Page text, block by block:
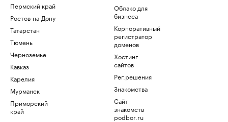
Пермский край
Ростов-на-Дону
Татарстан
Тюмень
Черноземье
Кавказ
Карелия
Мурманск
Приморский
край
Облако для
бизнеса
Корпоративный
регистратор
доменов
Хостинг
сайтов
Рег.решения
Знакомства
Сайт
знакомств
podbor.ru